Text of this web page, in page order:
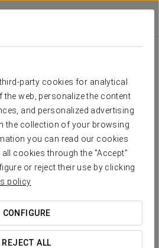
party cookies for analytical
web, personalize the content
and personalized advertising
the collection of your browsing
you can read our cookies
cookies through the "Accept"
or reject their use by clicking
policy
CONFIGURE
REJECT ALL
опыт
романтическую ночь, полную
Macarena.